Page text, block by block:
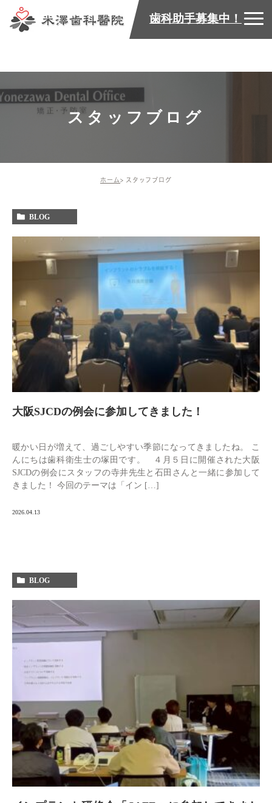
歯科助手募集中！
スタッフブログ
ホーム スタッフブログ
BLOG
大阪SJCDの例会に参加してきました！
暖かい日が増えて、過ごしやすい季節になってきましたね。 こ
んにちは歯科衛生士の塚田です。 ４月５日に開催された大阪
SJCDの例会にスタッフの寺井先生と石田さんと一緒に参加して
きました！ 今回のテーマは「イン […]
2026.04.13
BLOG